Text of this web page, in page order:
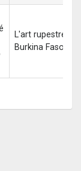
L'art rupestre au
Burkina Faso